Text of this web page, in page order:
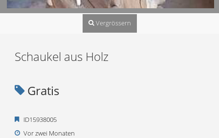
Vergrössern
Schaukel aus Holz
Gratis
ID15938005
Vor zwei Monaten